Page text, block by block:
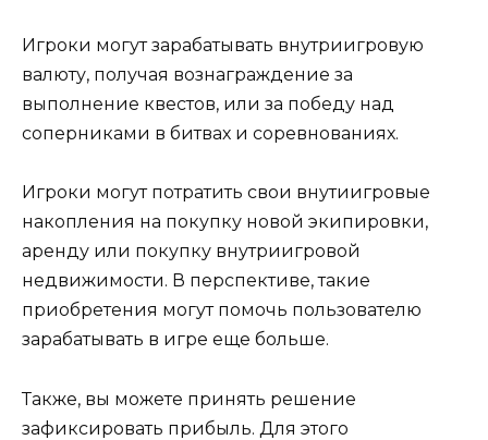
Игроки могут зарабатывать внутриигровую
валюту, получая вознаграждение за
выполнение квестов, или за победу над
соперниками в битвах и соревнованиях.
Игроки могут потратить свои внутиигровые
накопления на покупку новой экипировки,
аренду или покупку внутриигровой
недвижимости. В перспективе, такие
приобретения могут помочь пользователю
зарабатывать в игре еще больше.
Также, вы можете принять решение
зафиксировать прибыль. Для этого